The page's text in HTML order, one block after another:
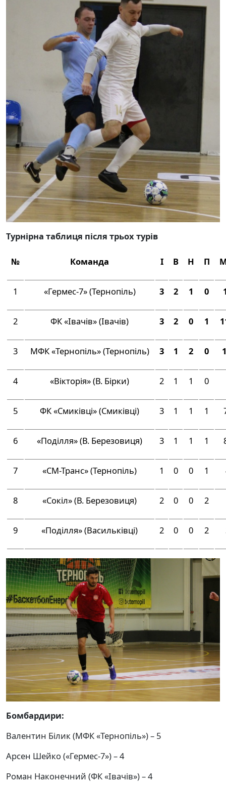
Турнірна таблиця після трьох турів
№ Команда І В Н П
1 «Гермес-7» (Тернопіль) 3 2 1 0
2 ФК «Івачів» (Івачів) 3 2 0 1
3 МФК «Тернопіль» (Тернопіль) 3 1 2 0
4 «Вікторія» (В. Бірки) 2 1 1 0
5 ФК «Смиківці» (Смиківці) 3 1 1 1
6 «Поділля» (В. Березовиця) 3 1 1 1
7 «СМ-Транс» (Тернопіль) 1 0 0 1
8 «Сокіл» (В. Березовиця) 2 0 0 2
9 «Поділля» (Васильківці) 2 0 0 2
Бомбардири:
Валентин Білик (МФК «Тернопіль») – 5
Арсен Шейко («Гермес-7») – 4
Роман Наконечний (ФК «Івачів») – 4